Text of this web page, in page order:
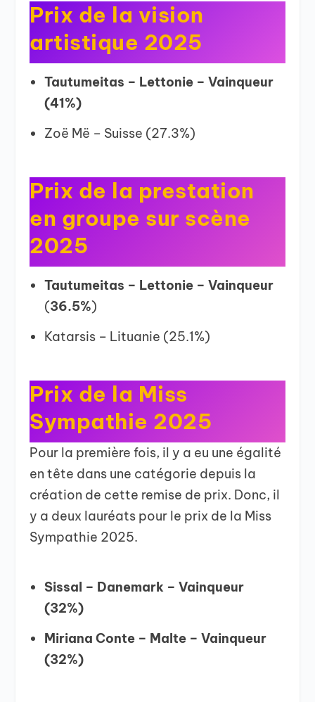
Prix de la vision
artistique 2025
Tautumeitas – Lettonie – Vainqueur
(41%)
Zoë Më – Suisse (27.3%)
Prix de la prestation
en groupe sur scène
2025
Tautumeitas – Lettonie – Vainqueur
(36.5%)
Katarsis – Lituanie (25.1%)
Prix de la Miss
Sympathie 2025
Pour la première fois, il y a eu une égalité
en tête dans une catégorie depuis la
création de cette remise de prix. Donc, il
y a deux lauréats pour le prix de la Miss
Sympathie 2025.
Sissal – Danemark – Vainqueur
(32%)
Miriana Conte – Malte – Vainqueur
(32%)